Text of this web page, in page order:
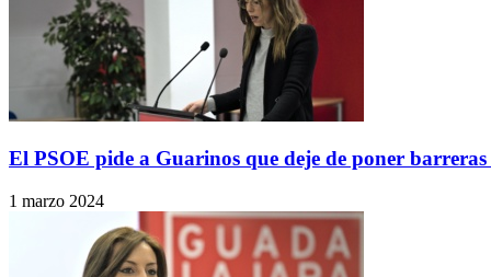
El PSOE pide a Guarinos que deje de poner barreras
1 marzo 2024